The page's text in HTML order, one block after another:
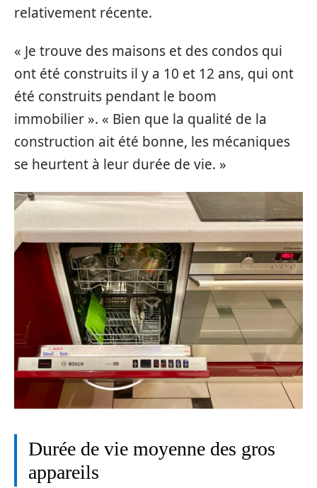
relativement récente.
« Je trouve des maisons et des condos qui
ont été construits il y a 10 et 12 ans, qui ont
été construits pendant le boom
immobilier ». « Bien que la qualité de la
construction ait été bonne, les mécaniques
se heurtent à leur durée de vie. »
Durée de vie moyenne des gros
appareils